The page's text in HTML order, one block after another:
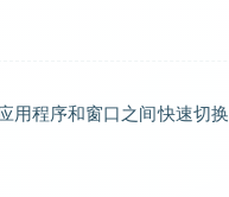
程序和窗口之间快速切